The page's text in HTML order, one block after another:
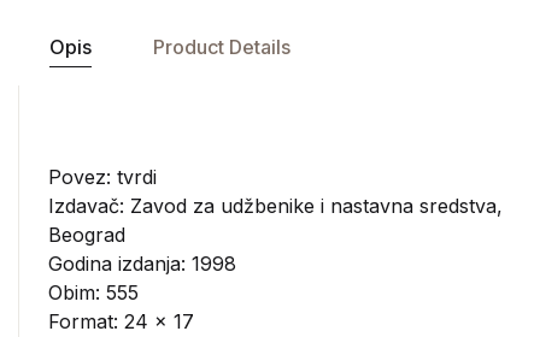
Opis Product Details
Povez: tvrdi
Izdavač: Zavod za udžbenike i nastavna sredstva,
Beograd
Godina izdanja: 1998
Obim: 555
Format: 24 x 17